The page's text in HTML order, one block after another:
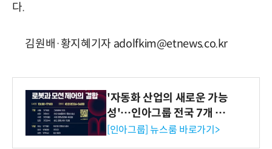
다.
김원배·황지혜기자 adolfkim@etnews.co.kr
'자동화 산업의 새로운 가능
성'…인아그룹 전국 7개 도
시 세미나 페어 개최
[인아그룹] 뉴스룸 바로가기>